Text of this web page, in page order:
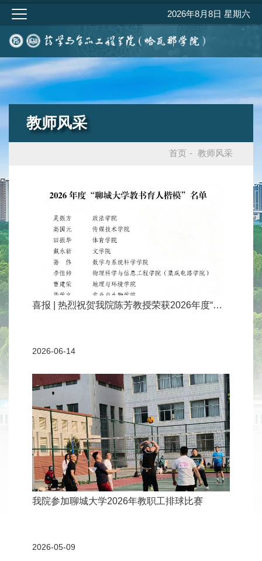
2026年8月8日 星期六
教师风采
首页 - 教师风采
喜报 | 热烈祝贺我院陈芳教授荣获2026年度“聊
2026-06-14
我院参加聊城大学2026年教职工排球比赛
2026-05-09